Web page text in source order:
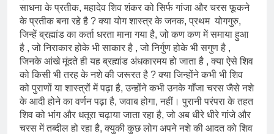
साधना के प्रतीक, महादेव शिव शंकर को सिर्फ गांजा और चरस फूकने
के प्रतीक बना रहे है ? क्या योग शास्त्र के जनक, प्रथम योगगुरु,
जिन्हें ब्रह्मांड का कर्ता धरता माना गया है, जो कण कण में समाया हुआ
है , जो निराकार होके भी साकार है , जो निर्गुण होके भी सगुण है ,
जिनके आंखे मूंदते ही यह ब्रह्मांड अंधकारमय हो जाता है , क्या ऐसे शिव
को किसी भी तरह के नशे की जरूरत है ? क्या जिन्होंने कभी भी शिव
को पुराणों या शास्त्रों में पढ़ा है, उन्होंने कभी उनके गाँजा चरस जैसे नशे
के आदी होने का वर्णन पढ़ा है, जवाब होगा, नहीं। पुरानी परंपरा के तहत
शिव को भांग और धतूरा चढ़ाया जाता रहा है, जो अब धीरे धीरे गांजे और
चरस में तब्दील हो रहा है, क्युकी कुछ लोग अपने नशे की आदत को शिव